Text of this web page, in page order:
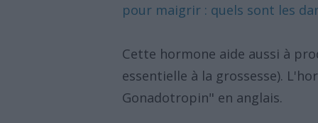
pour maigrir : quels sont les
Cette hormone aide aussi à
essentielle à la grossesse).
Gonadotropin" en anglais.